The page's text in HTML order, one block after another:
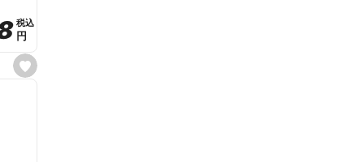
e
s
e
税込
税込
円
円